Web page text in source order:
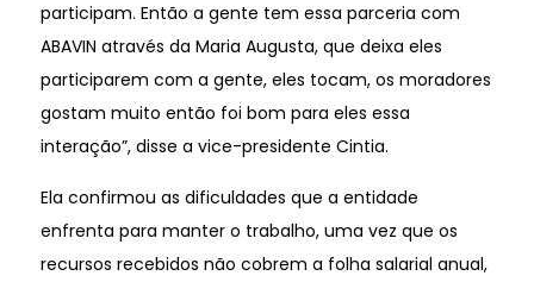
participam. Então a gente tem essa parceria com
ABAVIN através da Maria Augusta, que deixa eles
participarem com a gente, eles tocam, os moradores
gostam muito então foi bom para eles essa
interação”, disse a vice-presidente Cintia.
Ela confirmou as dificuldades que a entidade
enfrenta para manter o trabalho, uma vez que os
recursos recebidos não cobrem a folha salarial anual,